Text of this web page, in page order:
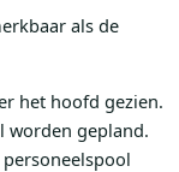
als de
het hoofd gezien.
worden gepland.